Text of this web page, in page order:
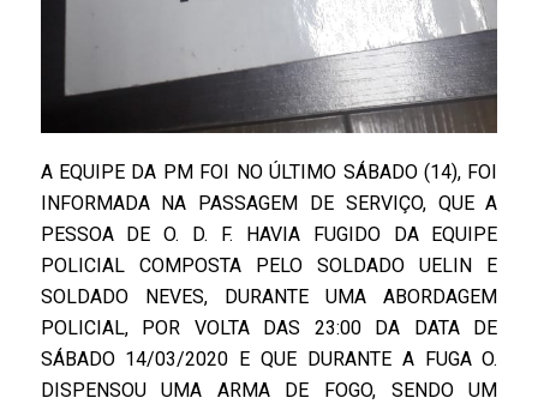
A EQUIPE DA PM FOI NO ÚLTIMO SÁBADO (14), FOI
INFORMADA NA PASSAGEM DE SERVIÇO, QUE A
PESSOA DE O. D. F. HAVIA FUGIDO DA EQUIPE
POLICIAL COMPOSTA PELO SOLDADO UELIN E
SOLDADO NEVES, DURANTE UMA ABORDAGEM
POLICIAL, POR VOLTA DAS 23:00 DA DATA DE
SÁBADO 14/03/2020 E QUE DURANTE A FUGA O.
DISPENSOU UMA ARMA DE FOGO, SENDO UM